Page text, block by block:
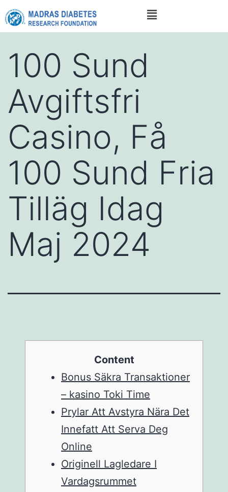
100 Sund
Avgiftsfri
Casino, Få
100 Sund Fria
Tilläg Idag
Maj 2024
Content
Bonus Säkra Transaktioner
– kasino Toki Time
Prylar Att Avstyra Nära Det
Innefatt Att Serva Deg
Online
Originell Lagledare I
Vardagsrummet